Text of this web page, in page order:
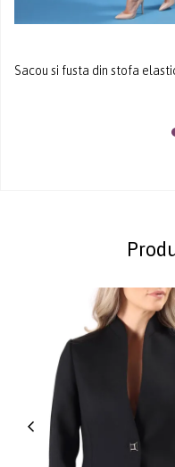
Sacou si fusta din stofa